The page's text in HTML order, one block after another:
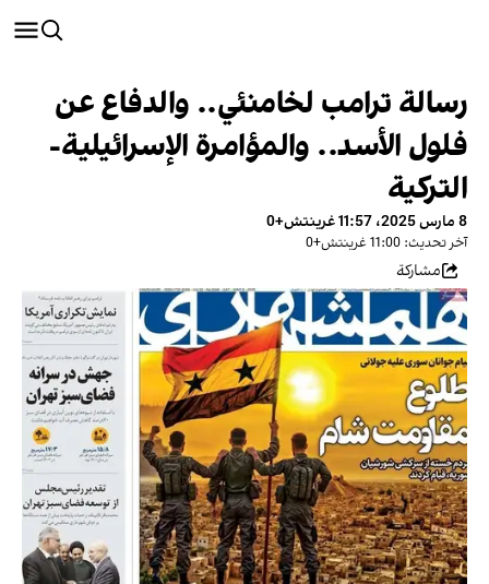
رسالة ترامب لخامنئي.. والدفاع عن
فلول الأسد.. والمؤامرة الإسرائيلية-
التركية
8 مارس 2025، 11:57 غرينتش+0
آخر تحديث: 11:00 غرينتش+0
مشاركة